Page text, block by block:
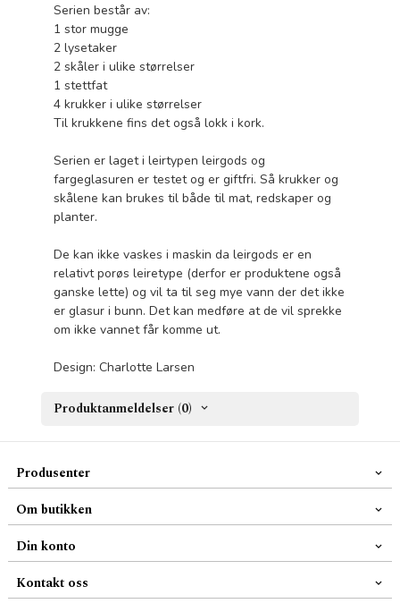
Serien består av:
1 stor mugge
2 lysetaker
2 skåler i ulike størrelser
1 stettfat
4 krukker i ulike størrelser
Til krukkene fins det også lokk i kork.
Serien er laget i leirtypen leirgods og
fargeglasuren er testet og er giftfri. Så krukker og
skålene kan brukes til både til mat, redskaper og
planter.
De kan ikke vaskes i maskin da leirgods er en
relativt porøs leiretype (derfor er produktene også
ganske lette) og vil ta til seg mye vann der det ikke
er glasur i bunn. Det kan medføre at de vil sprekke
om ikke vannet får komme ut.
Design: Charlotte Larsen
Produktanmeldelser (0)
Produsenter
Om butikken
Din konto
Kontakt oss